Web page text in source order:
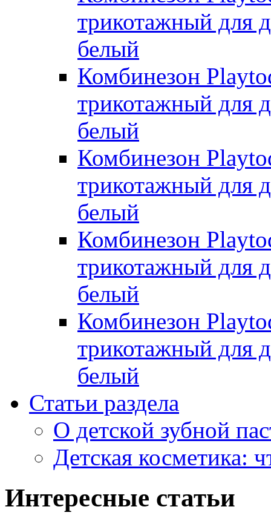
трикотажный для
белый
Комбинезон
трикотажный для
белый
Комбинезон
трикотажный для
белый
Комбинезон
трикотажный для
белый
Комбинезон
трикотажный для
белый
Статьи раздела
О детской зубной
Детская косметика:
Интересные статьи